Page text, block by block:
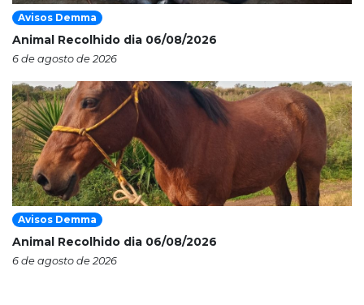
Avisos Demma
Animal Recolhido dia 06/08/2026
6 de agosto de 2026
Avisos Demma
Animal Recolhido dia 06/08/2026
6 de agosto de 2026